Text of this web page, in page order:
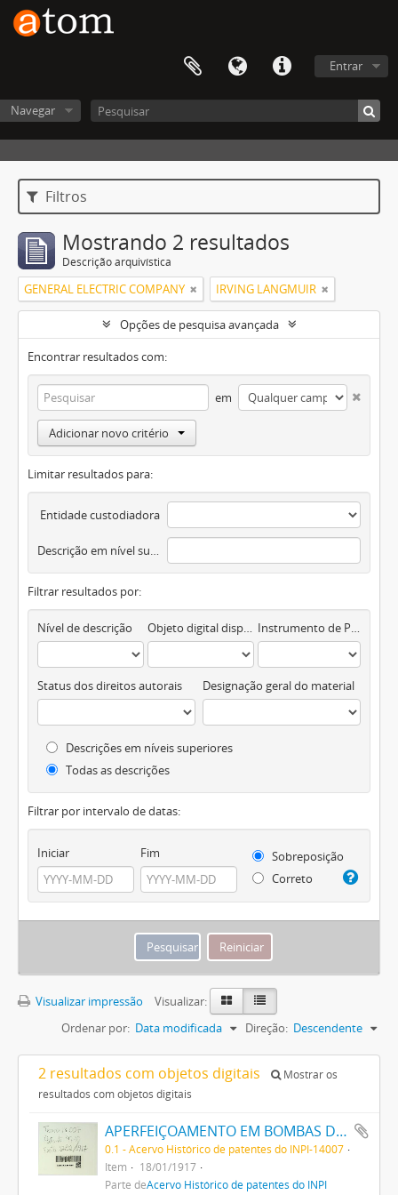
Entrar
Navegar
Filtros
Mostrando 2 resultados
Descrição arquivística
GENERAL ELECTRIC COMPANY IRVING LANGMUIR
Opções de pesquisa avançada
Encontrar resultados com:
em
Adicionar novo critério
Limitar resultados para:
Entidade custodiadora
Descrição em nível superior
Filtrar resultados por:
Nível de descrição Objeto digital disponível Instrumento de Pesquisa
Status dos direitos autorais Designação geral do material
Descrições em níveis superiores
Todas as descrições
Filtrar por intervalo de datas:
Iniciar Fim
Sobreposição
Correto
Visualizar impressão
Visualizar:
Ordenar por: Data modificada Direção: Descendente
2 resultados com objetos digitais
Mostrar os
resultados com objetos digitais
APERFEIÇOAMENTO EM BOMBAS DE VACUO
0.1 - Acervo Histórico de patentes do INPI-14007
Item
18/01/1917
Parte deAcervo Histórico de patentes do INPI